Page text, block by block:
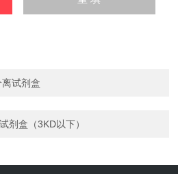
试剂盒
剂盒（3KD以下）